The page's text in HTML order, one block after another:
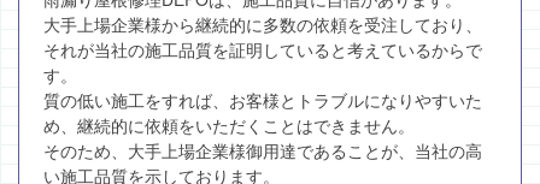
大手上場企業様から継続的に多数の依頼を受注しており、
それが当社の施工品質を証明していると考えているからで
す。
質の低い施工をすれば、お客様とトラブルになりやすいた
め、継続的に依頼をいただくことはできません。
そのため、大手上場企業様御用達であることが、当社の高
い施工品質を示しております。